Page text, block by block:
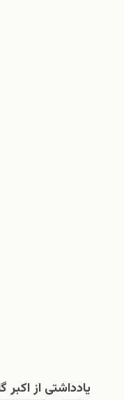
یادداشتی از